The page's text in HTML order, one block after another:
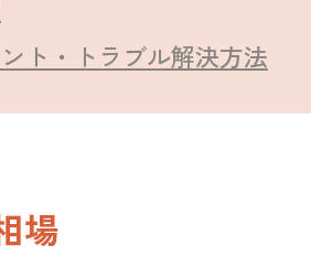
ト・トラブル解決方法
場